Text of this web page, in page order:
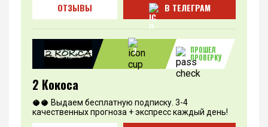
ОТЗЫВЫ В ТЕЛЕГРАМ
3
ПРОШЕЛ
ПРОВЕРКУ
2 Кокоса
🥥🥥 Выдаем бесплатную подписку. 3-4
качественных прогноза + экспресс каждый день!